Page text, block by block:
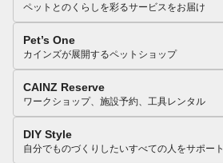
ペットとのくらしを彩るサービスをお届け
Pet’s One
カインズが展開するペットショップ
CAINZ Reserve
ワークショップ、施設予約、工具レンタル
DIY Style
自分でものづくりしたいすべての人をサポート